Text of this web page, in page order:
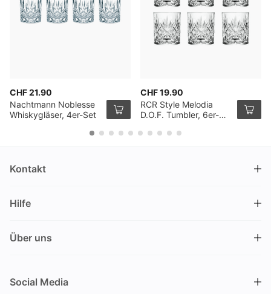
CHF 21.90
Nachtmann Noblesse
Whiskygläser, 4er-Set
CHF 19.90
RCR Style Melodia
D.O.F. Tumbler, 6er-
Kontakt
Nüschelerstrasse 35
Schweiz
info@drinks.ch
Hilfe
Lieferung & Abholung
Über uns
Über uns
Social Media